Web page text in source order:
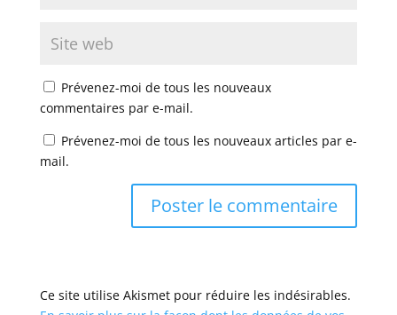
Prévenez-moi de tous les nouveaux
commentaires par e-mail.
Prévenez-moi de tous les nouveaux articles par e-
mail.
Ce site utilise Akismet pour réduire les indésirables.